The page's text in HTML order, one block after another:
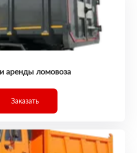
аренды ломовоза
Заказать